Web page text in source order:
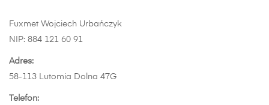
Fuxmet Wojciech Urbańczyk
NIP: 884 121 60 91
Adres:
58-113 Lutomia Dolna 47G
Telefon: